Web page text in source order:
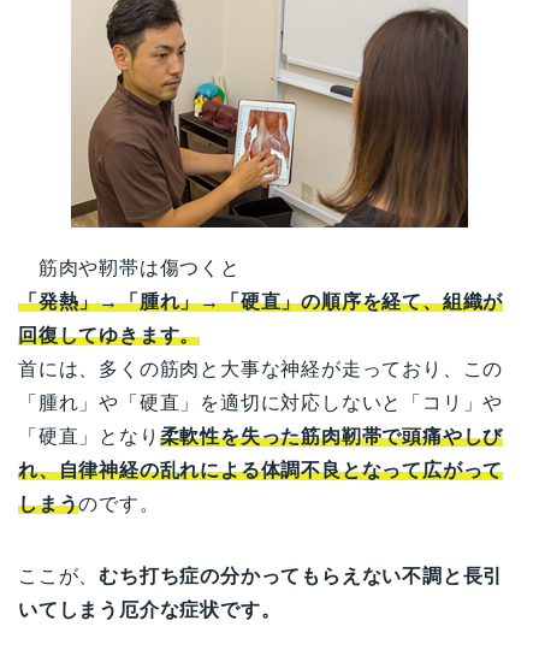
筋肉や靭帯は傷つくと
「発熱」→「腫れ」→「硬直」の順序を経て、組織が
回復してゆきます。
首には、多くの筋肉と大事な神経が走っており、この
「腫れ」や「硬直」を適切に対応しないと「コリ」や
「硬直」となり 柔軟性を失った筋肉靭帯で頭痛やしび
れ、自律神経の乱れによる体調不良となって広がって
しまうのです。
ここが、むち打ち症の分かってもらえない不調と長引
いてしまう厄介な症状です。